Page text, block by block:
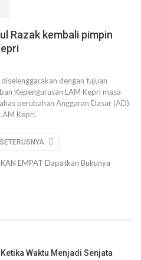
Razak kembali pimpin
dengan tujuan
Kepengurusan LAM Kepri masa
perubahan Anggaran Dasar (AD)
Kepri.
SETERUSNYA
EMPAT Dapatkan Bukunya
Waktu Menjadi Senjata